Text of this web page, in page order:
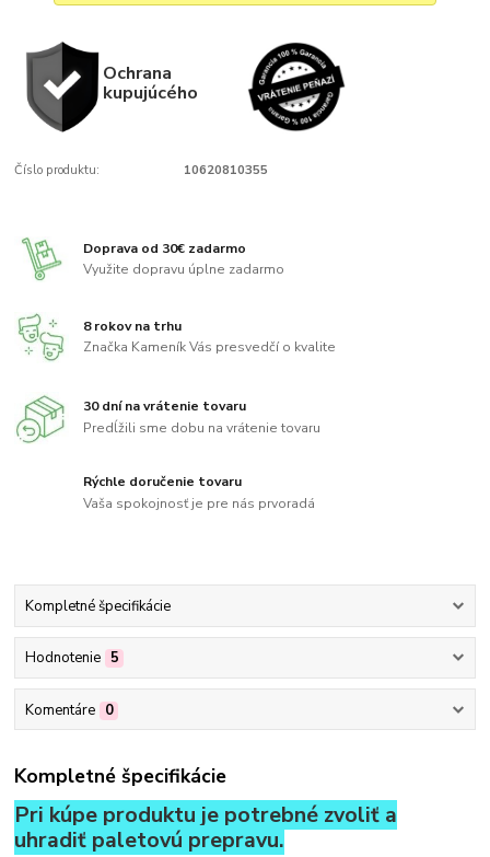
Ochrana
kupujúcého
Číslo produktu: 10620810355
Doprava od 30€ zadarmo
Využite dopravu úplne zadarmo
8 rokov na trhu
Značka Kameník Vás presvedčí o kvalite
30 dní na vrátenie tovaru
Predĺžili sme dobu na vrátenie tovaru
Rýchle doručenie tovaru
Vaša spokojnosť je pre nás prvoradá
Kompletné špecifikácie
Hodnotenie 5
Komentáre 0
Kompletné špecifikácie
Pri kúpe produktu je potrebné zvoliť a
uhradiť paletovú prepravu.